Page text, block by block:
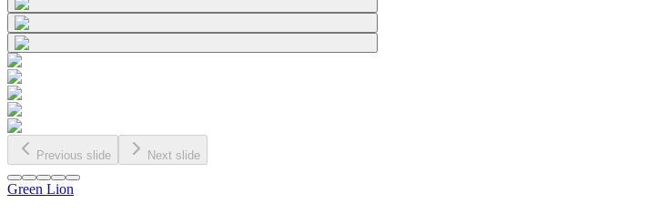
Previous slide Next slide
Green Lion